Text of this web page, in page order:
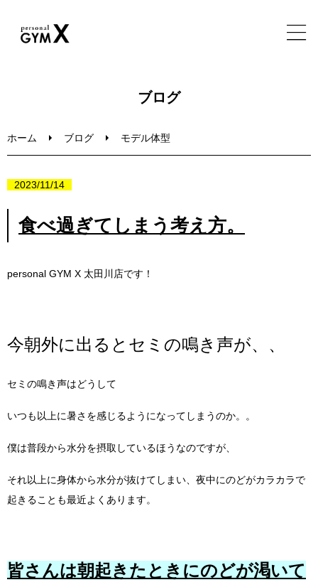
ブログ
ホーム ブログ モデル体型
2023/11/14
食べ過ぎてしまう考え方。
personal GYM X 太田川店です！
今朝外に出るとセミの鳴き声が、、
セミの鳴き声はどうして
いつも以上に暑さを感じるようになってしまうのか。。
僕は普段から水分を摂取しているほうなのですが、
それ以上に身体から水分が抜けてしまい、夜中にのどがカラカラで
起きることも最近よくあります。
皆さんは朝起きたときにのどが渇いて